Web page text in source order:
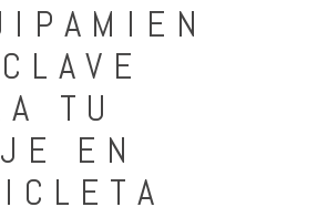
TU
EN